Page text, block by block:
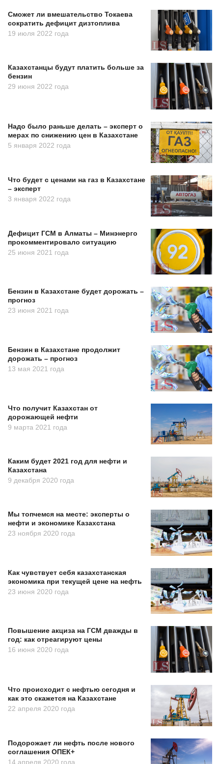
Сможет ли вмешательство Токаева
сократить дефицит дизтоплива
19 июля 2022 года
Казахстанцы будут платить больше за
бензин
29 июня 2022 года
Надо было раньше делать – эксперт о
мерах по снижению цен в Казахстане
5 января 2022 года
Что будет с ценами на газ в Казахстане
– эксперт
3 января 2022 года
Дефицит ГСМ в Алматы – Минэнерго
прокомментировало ситуацию
25 июня 2021 года
Бензин в Казахстане будет дорожать –
прогноз
23 июня 2021 года
Бензин в Казахстане продолжит
дорожать – прогноз
13 мая 2021 года
Что получит Казахстан от
дорожающей нефти
9 марта 2021 года
Каким будет 2021 год для нефти и
Казахстана
9 декабря 2020 года
Мы топчемся на месте: эксперты о
нефти и экономике Казахстана
23 ноября 2020 года
Как чувствует себя казахстанская
экономика при текущей цене на нефть
23 июня 2020 года
Повышение акциза на ГСМ дважды в
год: как отреагируют цены
16 июня 2020 года
Что происходит с нефтью сегодня и
как это скажется на Казахстане
22 апреля 2020 года
Подорожает ли нефть после нового
соглашения ОПЕК+
14 апреля 2020 года